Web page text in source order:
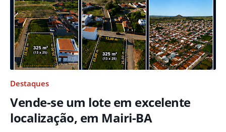
Destaques
Vende-se um lote em excelente
localização, em Mairi-BA